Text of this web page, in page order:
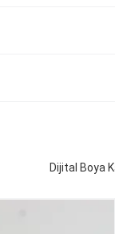
Dijital Boya